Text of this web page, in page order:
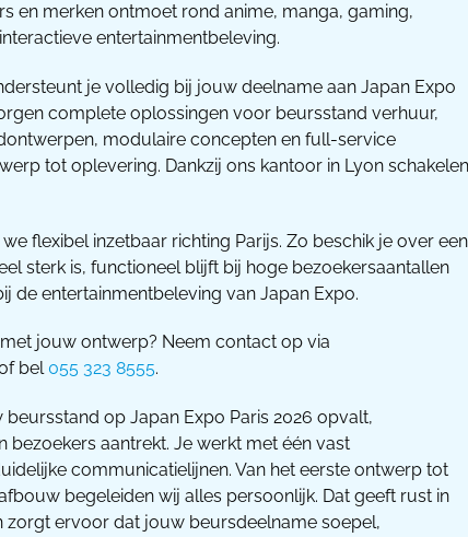
en merken ontmoet rond anime, manga, gaming,
entertainmentbeleving.
je volledig bij jouw deelname aan Japan Expo
complete oplossingen voor beursstand verhuur,
modulaire concepten en full-service
tot oplevering. Dankzij ons kantoor in Lyon schakelen
flexibel inzetbaar richting Parijs. Zo beschik je over een
sterk is, functioneel blijft bij hoge bezoekersaantallen
de entertainmentbeleving van Japan Expo.
jouw ontwerp? Neem contact op via
bel 055 323 8555.
op Japan Expo Paris 2026 opvalt,
bezoekers aantrekt. Je werkt met één vast
communicatielijnen. Van het eerste ontwerp tot
begeleiden wij alles persoonlijk. Dat geeft rust in
zorgt ervoor dat jouw beursdeelname soepel,